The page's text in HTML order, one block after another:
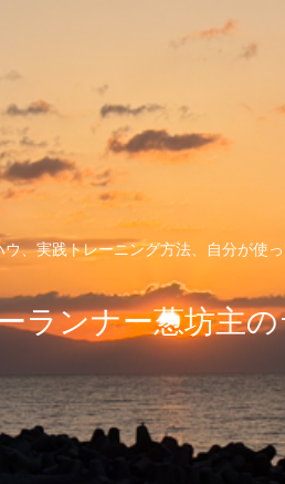
、実践トレーニング方法、自分が使
ランナー葱坊主